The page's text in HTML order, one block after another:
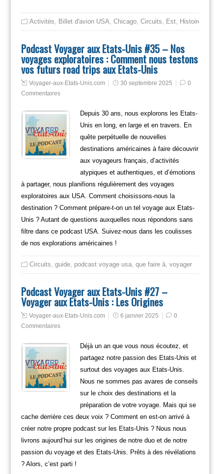
Activités Billet d'avion USA Chicago, Circuits Est, Histoire des
Podcast Voyager aux Etats-Unis #35 – Nos
voyages exploratoires : Comment nous testons
vos futurs road trips aux Etats-Unis
Voyager-aux-Etats-Unis.com 30 septembre 2025
0
Commentaires
Depuis 30 ans, nous explorons les Etats-
Unis en long, en large et en travers. En
quête perpétuelle de nouvelles
destinations américaines à faire découvrir
aux voyageurs français, d’activités
atypiques et authentiques, et d’émotions
à partager, nous planifions régulièrement des voyages
exploratoires aux USA. Comment choisissons-nous la
destination ? Comment prépare-t-on un tel voyage aux Etats-
Unis ? Autant de questions auxquelles nous répondons sans
filtre dans ce podcast USA. Suivez-nous dans les coulisses
de nos explorations américaines !
Circuits guide, podcast voyage usa, que faire à, voyager
Podcast Voyager aux Etats-Unis #27 –
Voyager aux Etats-Unis : Les Origines
Voyager-aux-Etats-Unis.com 6 janvier 2025
0
Commentaires
Déjà un an que vous nous écoutez, et
partagez notre passion des Etats-Unis et
surtout des voyages aux Etats-Unis.
Nous ne sommes pas avares de conseils
sur le choix des destinations et la
préparation de votre voyage. Mais qui se
cache derrière ces deux voix ? Comment en est-on arrivé à
créer notre propre podcast sur les Etats-Unis ? Nous nous
livrons aujourd’hui sur les origines de notre duo et de notre
passion du voyage et des Etats-Unis. Prêts à des révélations
? Alors, c’est parti !